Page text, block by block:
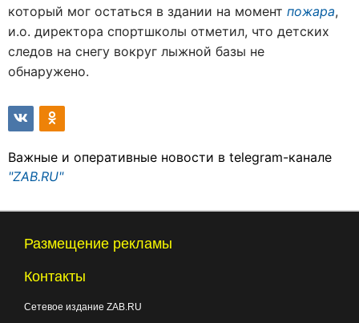
который мог остаться в здании на момент пожара,
и.о. директора спортшколы отметил, что детских
следов на снегу вокруг лыжной базы не
обнаружено.
Важные и оперативные новости в telegram-канале
"ZAB.RU"
Размещение рекламы
Контакты
Сетевое издание ZAB.RU